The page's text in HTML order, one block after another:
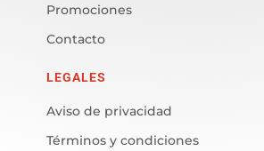
Promociones
Contacto
LEGALES
Aviso de privacidad
Términos y condiciones